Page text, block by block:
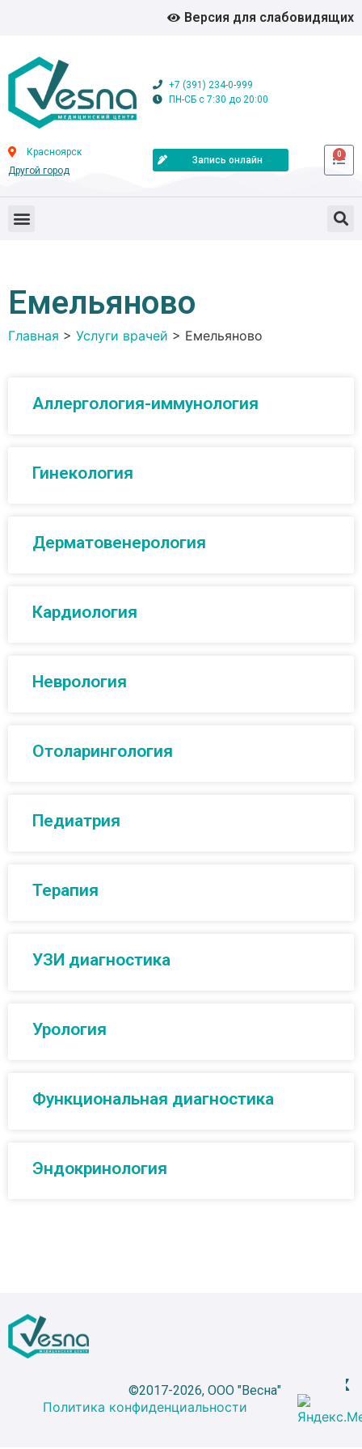
Версия для слабовидящих
+7 (391) 234-0-999
ПН-СБ с 7:30 до 20:00
Красноярск
Другой город
Запись онлайн
0
Емельяново
Главная > Услуги врачей > Емельяново
Аллергология-иммунология
Гинекология
Дерматовенерология
Кардиология
Неврология
Отоларингология
Педиатрия
Терапия
УЗИ диагностика
Урология
Функциональная диагностика
Эндокринология
©2017-2026, ООО "Весна"
Политика конфиденциальности